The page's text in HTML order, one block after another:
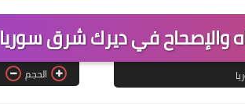
في ديرك شرق سوريا
الحجم